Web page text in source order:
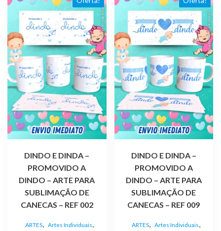
DINDO E DINDA –
PROMOVIDO A
DINDO – ARTE PARA
SUBLIMAÇÃO DE
CANECAS – REF 002
ARTES, Artes Individuais,
DINDO E DINDA –
PROMOVIDO A
DINDO – ARTE PARA
SUBLIMAÇÃO DE
CANECAS – REF 009
ARTES, Artes Individuais,